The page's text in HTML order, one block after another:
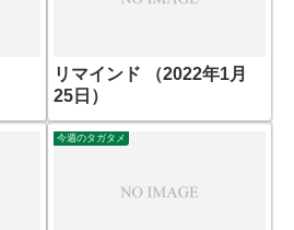
リマインド （2022年1月
25日）
今週のタガタメ